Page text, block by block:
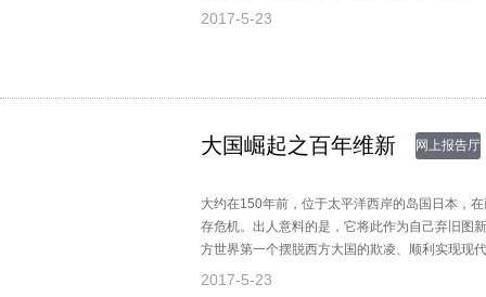
统一的曲折历程中，在这片一再让世人惊叹的土
2017-5-23
大国崛起之百年维新 网上报告厅
大约在150年前，位于太平洋西岸的岛国日本，
存危机。出人意料的是，它将此作为自己弃旧图
方世界第一个摆脱西方大国的欺凌、顺利实现现
靠侵略扩张在自己的国土外建立过殖民地的亚洲
2017-5-23